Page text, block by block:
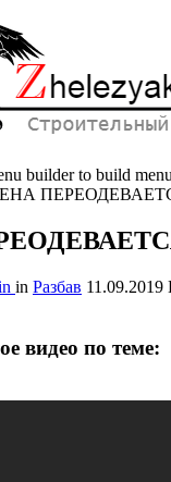
builder to build
in Разбав 11.09.2019
видео по теме: